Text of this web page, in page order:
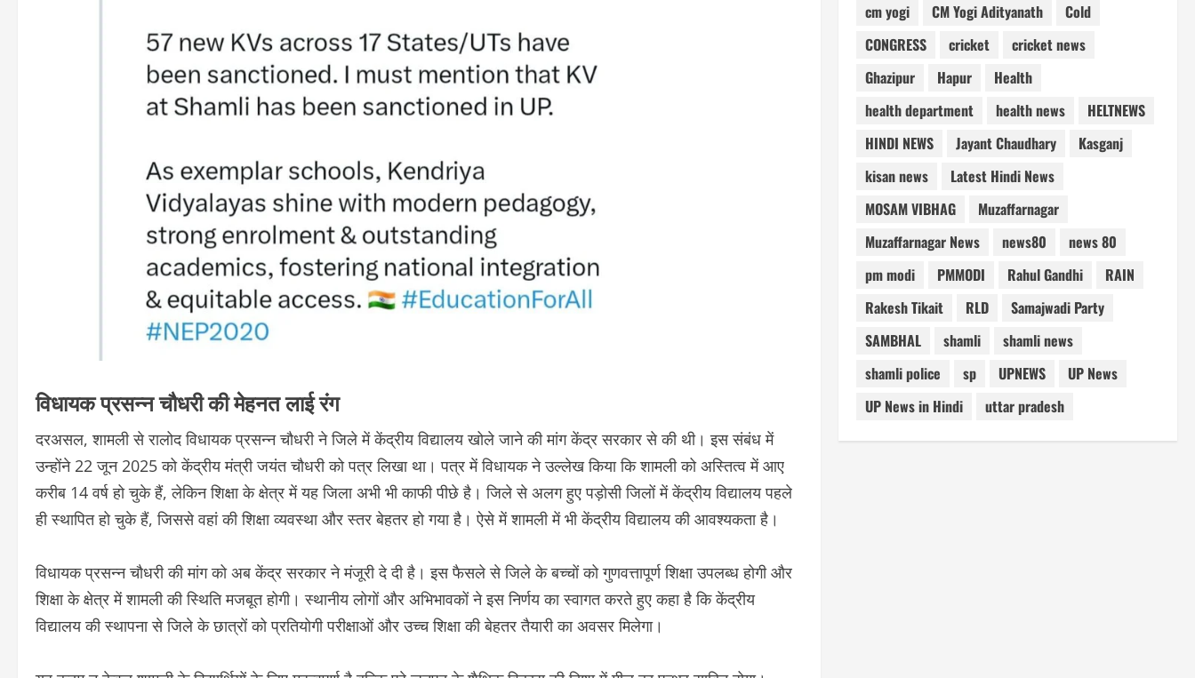
विधायक प्रसन्न चौधरी की मेहनत लाई रंग
दरअसल, शामली से रालोद विधायक प्रसन्न चौधरी ने जिले में केंद्रीय विद्यालय खोले जाने की मांग केंद्र सरकार से की थी। इस संबंध में
उन्होंने 22 जून 2025 को केंद्रीय मंत्री जयंत चौधरी को पत्र लिखा था। पत्र में विधायक ने उल्लेख किया कि शामली को अस्तित्व में आए
करीब 14 वर्ष हो चुके हैं, लेकिन शिक्षा के क्षेत्र में यह जिला अभी भी काफी पीछे है। जिले से अलग हुए पड़ोसी जिलों में केंद्रीय विद्यालय पहले
ही स्थापित हो चुके हैं, जिससे वहां की शिक्षा व्यवस्था और स्तर बेहतर हो गया है। ऐसे में शामली में भी केंद्रीय विद्यालय की आवश्यकता है।
विधायक प्रसन्न चौधरी की मांग को अब केंद्र सरकार ने मंजूरी दे दी है। इस फैसले से जिले के बच्चों को गुणवत्तापूर्ण शिक्षा उपलब्ध होगी और
शिक्षा के क्षेत्र में शामली की स्थिति मजबूत होगी। स्थानीय लोगों और अभिभावकों ने इस निर्णय का स्वागत करते हुए कहा है कि केंद्रीय
विद्यालय की स्थापना से जिले के छात्रों को प्रतियोगी परीक्षाओं और उच्च शिक्षा की बेहतर तैयारी का अवसर मिलेगा।
cm yogi
CM Yogi Adityanath
Cold
CONGRESS
cricket
cricket news
Ghazipur
Hapur
Health
health department
health news
HELTNEWS
HINDI NEWS
Jayant Chaudhary
Kasganj
kisan news
Latest Hindi News
MOSAM VIBHAG
Muzaffarnagar
Muzaffarnagar News
news80
news 80
pm modi
PMMODI Rahul Gandhi
RAIN
Rakesh Tikait
RLD
Samajwadi Party
SAMBHAL
shamli
shamli news
shamli police
sp UPNEWS
UP News
UP News in Hindi
uttar pradesh